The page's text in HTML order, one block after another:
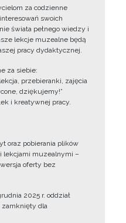
za codzienne
swoich
świata pełnego wiedzy i
lekcje muzealne będą
pracy dydaktycznej.
za siebie:
przebieranki, zajęcia
dziękujemy!”
i kreatywnej pracy.
oraz pobierania plików
lekcjami muzealnymi –
oferty bez
2025 r. oddział
dla